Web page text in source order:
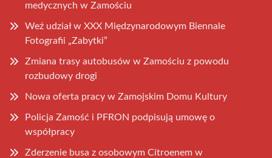
medycznych w Zamościu
Weź udział w XXX Międzynarodowym Biennale
Fotografii „Zabytki”
Zmiana trasy autobusów w Zamościu z powodu
rozbudowy drogi
Nowa oferta pracy w Zamojskim Domu Kultury
Policja Zamość i PFRON podpisują umowę o
współpracy
Zderzenie busa z osobowym Citroenem w